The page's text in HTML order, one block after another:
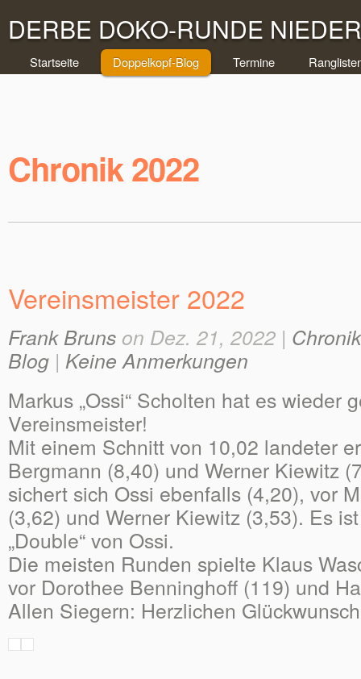
DERBE DOKO-RUNDE
Startseite Doppelkopf-Blog Termine
Chronik 2022
Vereinsmeister 2022
Frank Bruns on Dez. 21, 2022 |
Blog | Keine Anmerkungen
Markus „Ossi“ Scholten hat es wieder
Vereinsmeister!
Mit einem Schnitt von 10,02 landeter
Bergmann (8,40) und Werner Kiewitz
sichert sich Ossi ebenfalls (4,20), vor
(3,62) und Werner Kiewitz (3,53). Es
„Double“ von Ossi.
Die meisten Runden spielte Klaus
vor Dorothee Benninghoff (119) und
Allen Siegern: Herzlichen